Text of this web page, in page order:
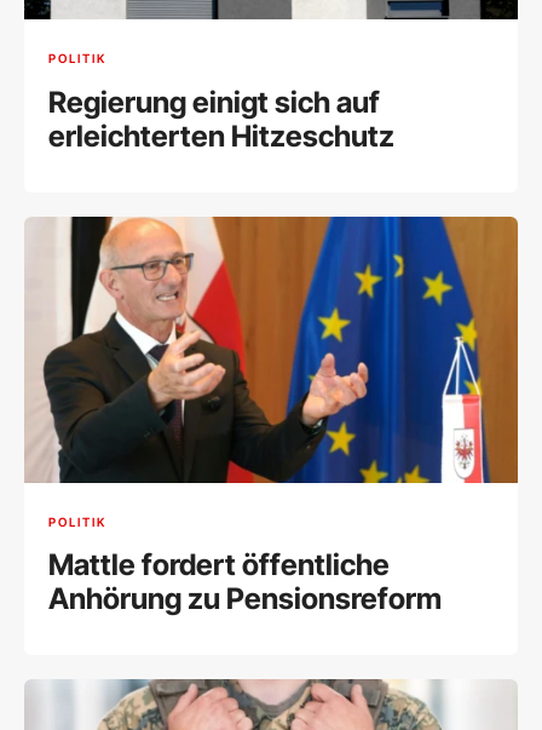
POLITIK
Regierung einigt sich auf
erleichterten Hitzeschutz
POLITIK
Mattle fordert öffentliche
Anhörung zu Pensionsreform